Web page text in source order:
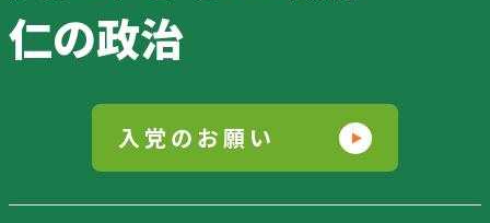
仁の政治
入党のお願い